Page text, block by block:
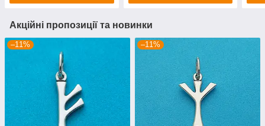
Акційні пропозиції та новинки
–11% –11%